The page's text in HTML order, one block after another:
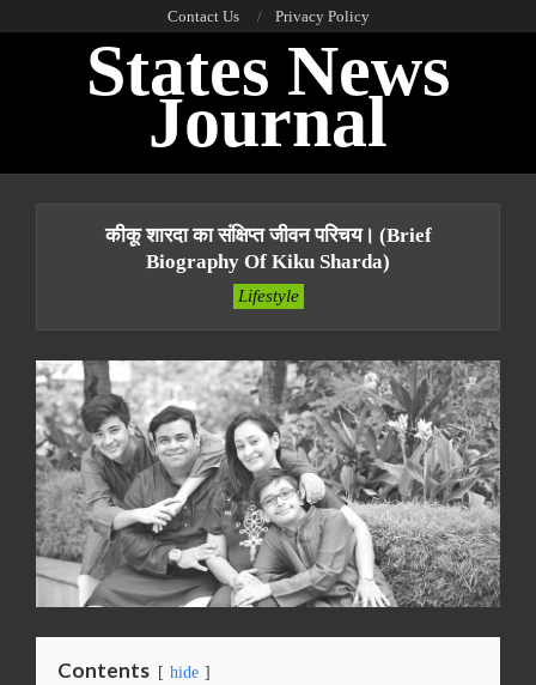
Contact Us Privacy Policy
States News
Journal
कीकू शारदा का संक्षिप्त जीवन परिचय। (Brief
Biography Of Kiku Sharda)
Lifestyle
Contents hide